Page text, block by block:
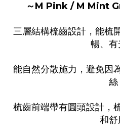
～M Pink / M Mint
三層結構梳齒設計，能梳
暢、
能自然分散施力，避免因
絲
梳齒前端帶有圓頭設計，
和舒